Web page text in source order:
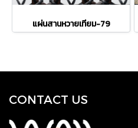
แผ่นสานหวายเทียม-79
CONTACT US